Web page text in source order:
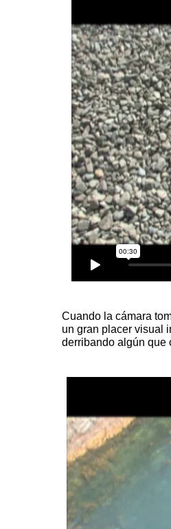
Cuando la cámara
un gran placer visual
derribando algún que